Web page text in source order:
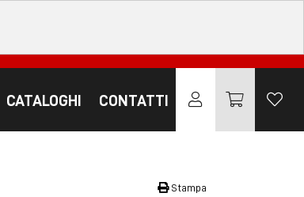
CATALOGHI CONTATTI
Stampa